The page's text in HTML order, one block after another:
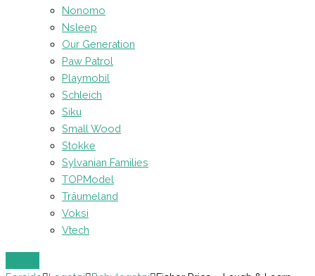
Nonomo
Nsleep
Our Generation
Paw Patrol
Playmobil
Schleich
Siku
Small Wood
Stokke
Sylvanian Families
TOPModel
Träumeland
Voksi
Vtech